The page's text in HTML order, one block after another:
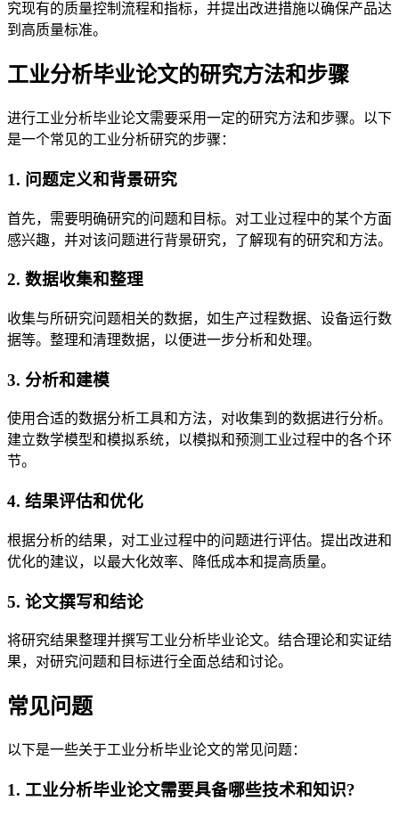
究现有的质量控制流程和指标，并提出改进措施以确保产品达
到高质量标准。
工业分析毕业论文的研究方法和步骤
进行工业分析毕业论文需要采用一定的研究方法和步骤。以下
是一个常见的工业分析研究的步骤：
1. 问题定义和背景研究
首先，需要明确研究的问题和目标。对工业过程中的某个方面
感兴趣，并对该问题进行背景研究，了解现有的研究和方法。
2. 数据收集和整理
收集与所研究问题相关的数据，如生产过程数据、设备运行数
据等。整理和清理数据，以便进一步分析和处理。
3. 分析和建模
使用合适的数据分析工具和方法，对收集到的数据进行分析。
建立数学模型和模拟系统，以模拟和预测工业过程中的各个环
节。
4. 结果评估和优化
根据分析的结果，对工业过程中的问题进行评估。提出改进和
优化的建议，以最大化效率、降低成本和提高质量。
5. 论文撰写和结论
将研究结果整理并撰写工业分析毕业论文。结合理论和实证结
果，对研究问题和目标进行全面总结和讨论。
常见问题
以下是一些关于工业分析毕业论文的常见问题：
1. 工业分析毕业论文需要具备哪些技术和知识?